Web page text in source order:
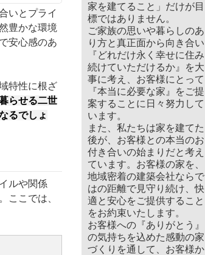
いとプライ
豊かな環境
安心感のあ
特性に根ざ
らせる二世
るでしょ
ルや関係
ここでは、
家を建てること」だけが目
標ではありません。
ご家族の思いや暮らしのあ
り方と真正面から向き合い
『どれだけ永く幸せに住み
続けていただけるか』を大
事に考え、お客様にとって
『本当に必要な家』をご提
案することに日々努力して
います。
また、私たちは家を建てた
後が、お客様との本当のお
付き合いの始まりだと考え
ています。お客様の家を、
地域密着の建築会社ならで
はの距離で見守り続け、快
適と安心をご提供すること
をお約束いたします。
お客様への『ありがとう』
の気持ちを込めた感動の家
づくりを通して、お客様か